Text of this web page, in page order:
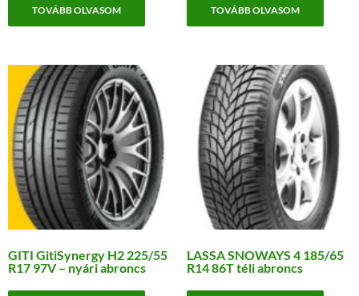
TOVÁBB OLVASOM TOVÁBB OLVASOM
GITI GitiSynergy H2 225/55
R17 97V – nyári abroncs
LASSA SNOWAYS 4 185/65
R14 86T téli abroncs